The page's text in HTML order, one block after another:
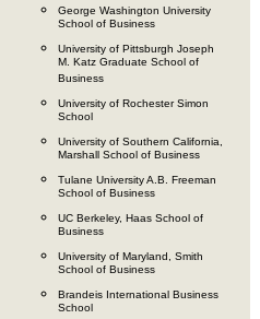
George Washington University
School of Business
University of Pittsburgh Joseph
M. Katz Graduate School of
Business
University of Rochester Simon
School
University of Southern California,
Marshall School of Business
Tulane University A.B. Freeman
School of Business
UC Berkeley, Haas School of
Business
University of Maryland, Smith
School of Business
Brandeis International Business
School